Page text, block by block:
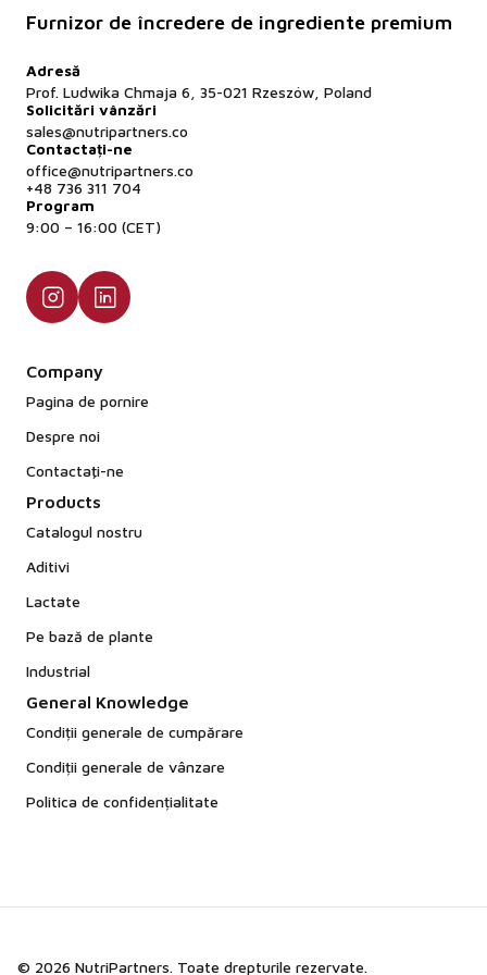
Furnizor de încredere de ingrediente premium
Adresă
Prof. Ludwika Chmaja 6, 35-021 Rzeszów, Poland
Solicitări vânzări
sales@nutripartners.co
Contactați-ne
office@nutripartners.co
+48 736 311 704
Program
9:00 – 16:00 (CET)
Company
Pagina de pornire
Despre noi
Contactaţi-ne
Products
Catalogul nostru
Aditivi
Lactate
Pe bază de plante
Industrial
General Knowledge
Condiții generale de cumpărare
Condiții generale de vânzare
Politica de confidențialitate
© 2026 NutriPartners. Toate drepturile rezervate.